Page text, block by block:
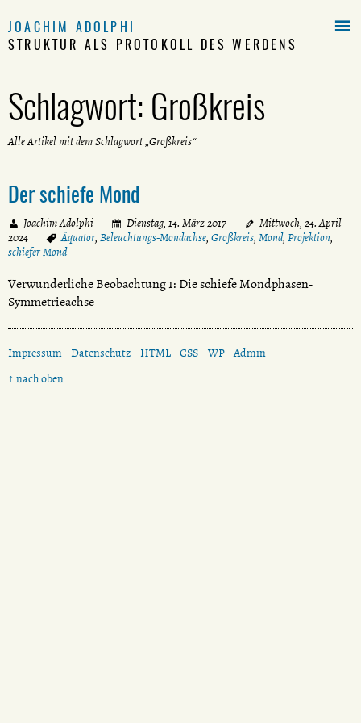
JOACHIM ADOLPHI
STRUKTUR ALS PROTOKOLL DES WERDENS
Schlagwort:Großkreis
Alle Artikel mit dem Schlagwort „Großkreis“
Der schiefe Mond
Joachim Adolphi Dienstag, 14. März 2017
Mittwoch, 24. April
2024
Äquator, Beleuchtungs-Mondachse, Großkreis, Mond, Projektion,
schiefer Mond
Verwunderliche Beobachtung 1: Die schiefe Mondphasen-
Symmetrieachse

Impressum Datenschutz HTML CSS WP Admin
↑ nach oben